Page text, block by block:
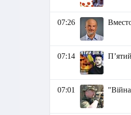
07:26
07:14
07:01